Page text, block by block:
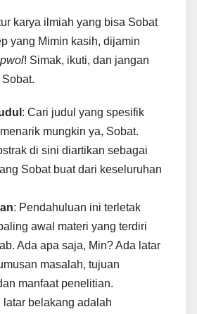
karya ilmiah yang bisa Sobat
yang Mimin kasih, dijamin
! Simak, ikuti, dan jangan
Sobat.
: Cari judul yang spesifik
mungkin ya, Sobat.
di sini diartikan sebagai
Sobat buat dari keseluruhan
: Pendahuluan ini terletak
awal materi yang terdiri
Ada apa saja, Min? Ada latar
masalah, tujuan
manfaat penelitian.
latar belakang adalah